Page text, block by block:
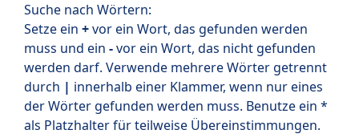
Suche nach Wörtern:
Setze ein +vor ein Wort, das gefunden werden
muss und ein -vor ein Wort, das nicht gefunden
werden darf. Verwende mehrere Wörter getrennt
durch | innerhalb einer Klammer, wenn nur eines
der Wörter gefunden werden muss. Benutze ein *
als Platzhalter für teilweise Übereinstimmungen.